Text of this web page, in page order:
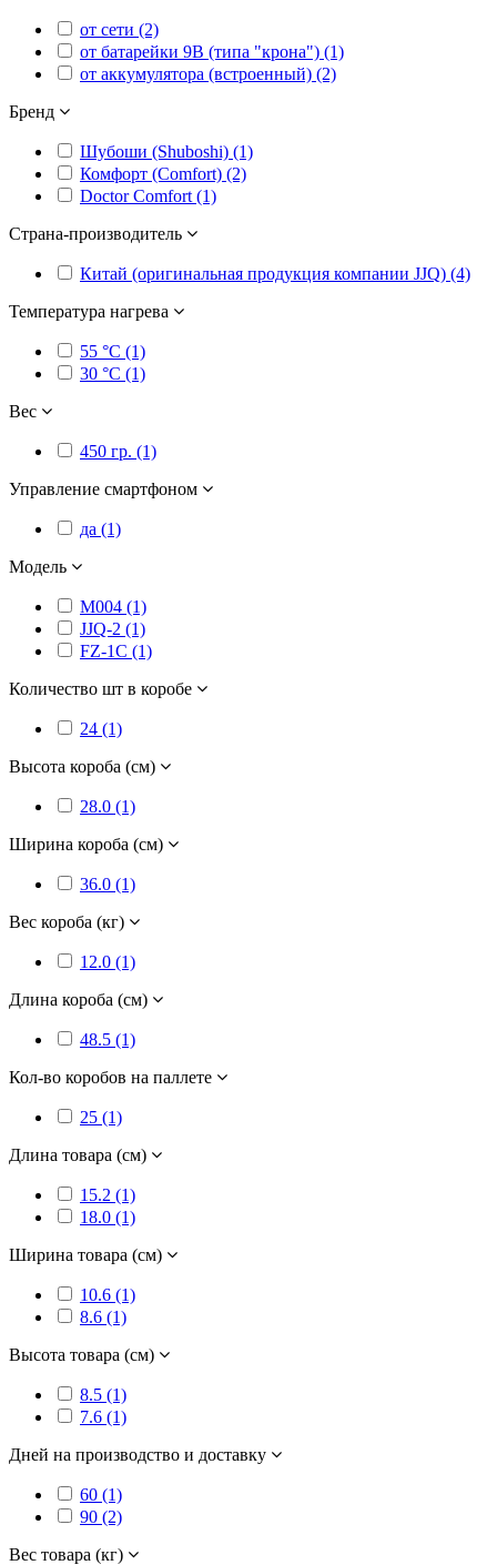
от сети (2)
от батарейки 9В (типа "крона") (1)
от аккумулятора (встроенный) (2)
Бренд
Шубоши (Shuboshi) (1)
Комфорт (Comfort) (2)
Doctor Comfort (1)
Страна-производитель
Китай (оригинальная продукция компании JJQ) (4)
Температура нагрева
55 °C (1)
30 °C (1)
Вес
450 гр. (1)
Управление смартфоном
да (1)
Модель
M004 (1)
JJQ-2 (1)
FZ-1C (1)
Количество шт в коробе
24 (1)
Высота короба (см)
28.0 (1)
Ширина короба (см)
36.0 (1)
Вес короба (кг)
12.0 (1)
Длина короба (см)
48.5 (1)
Кол-во коробов на паллете
25 (1)
Длина товара (см)
15.2 (1)
18.0 (1)
Ширина товара (см)
10.6 (1)
8.6 (1)
Высота товара (см)
8.5 (1)
7.6 (1)
Дней на производство и доставку
60 (1)
90 (2)
Вес товара (кг)